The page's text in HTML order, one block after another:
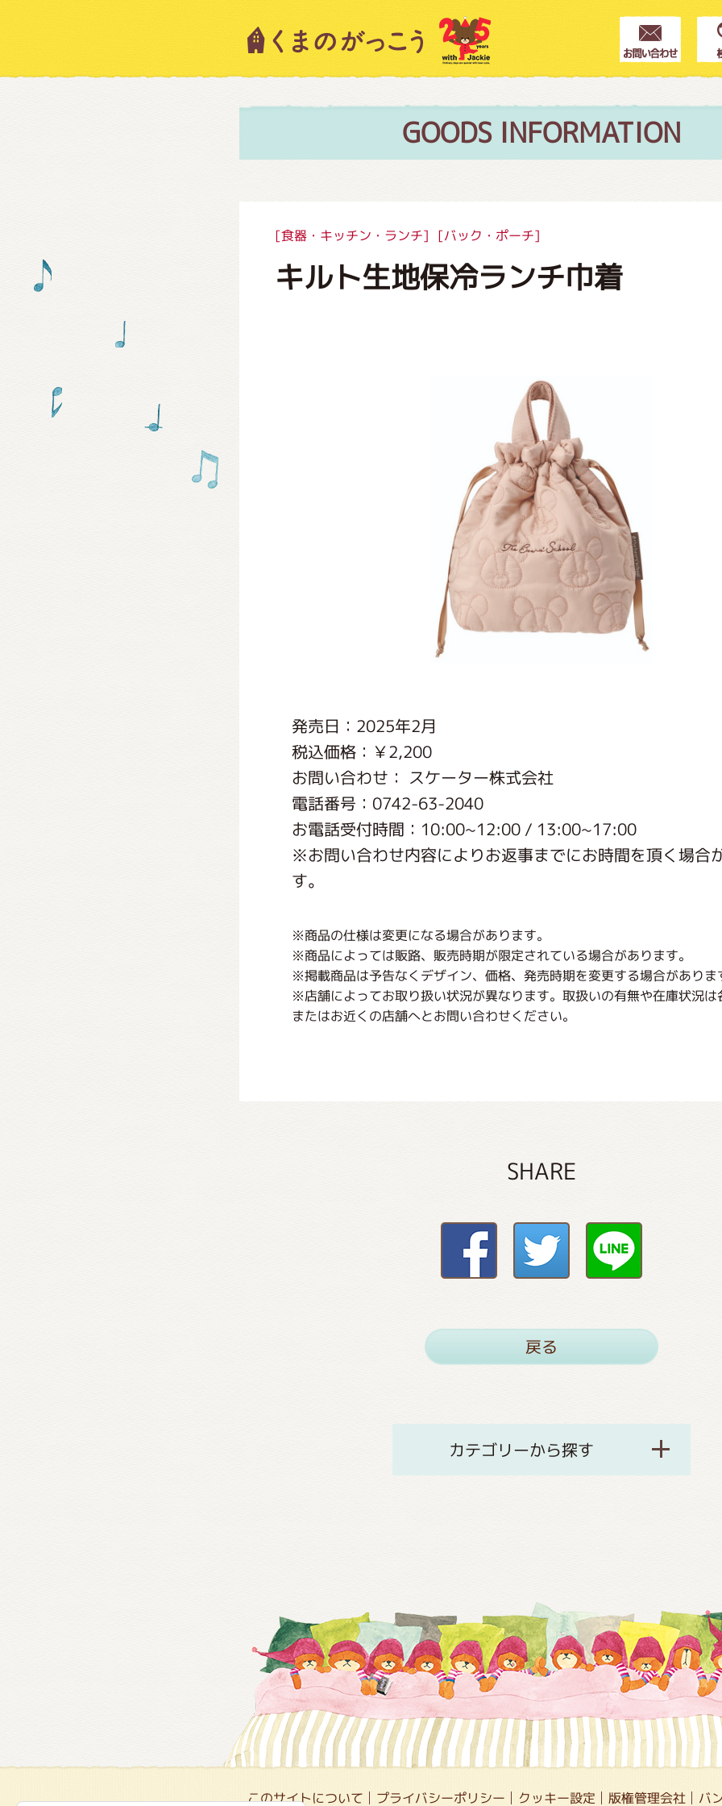
GOODS INFORMATION
[食器・キッチン・ランチ] [バック・ポーチ]
キルト生地保冷ランチ巾着
発売日：2025年2月
税込価格：￥2,200
お問い合わせ： スケーター株式会社
電話番号：0742-63-2040
お電話受付時間：10:00~12:00 / 13:00~17:00
※お問い合わせ内容によりお返事までにお時間を頂く場合
す。
※商品の仕様は変更になる場合があります。
※商品によっては販路、販売時期が限定されている場合があります。
※掲載商品は予告なくデザイン、価格、発売時期を変更する場合がありま
※店舗によってお取り扱い状況が異なります。取扱いの有無や在庫状況は
またはお近くの店舗へとお問い合わせください。
SHARE
戻る
カテゴリーから探す
このサイトについて プライバシーポリシー クッキー設定 版権管理会社 バ
キャラクター紹介
絵本・作家紹介
グッズインフォメーション
ミュージカル・コンサート
おたのしみコンテンツ(クイズ・AR・診断・占
チア ジャッキーズ！
くまのがっこう しょくいんしつ
くまのがっこう 家庭科部